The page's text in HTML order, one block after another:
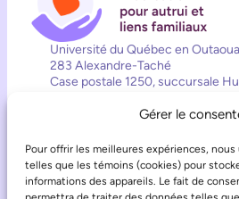
Gérer le
Pour offrir les meilleures expériences,
telles que les témoins (cookies) pour
informations des appareils. Le fait de
Université du Québec en
283 Alexandre-Taché
Case postale 1250, succursale
Gatineau (QC) J8X 3X7
crcppa@uqo.ca
Contact